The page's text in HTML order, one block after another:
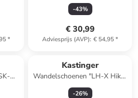
*
-43%
€ 30,99
Adviesprijs (AVP): € 54,95*
Kastinger
Wandelschoenen "LH-X Hiker
Low" grijs/lichtblauw
-26%